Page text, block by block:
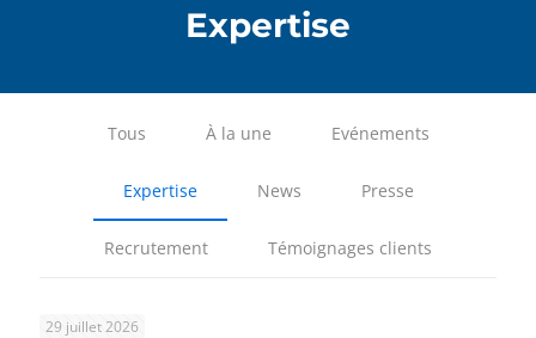
Expertise
Tous À la une Evénements
Expertise News Presse
Recrutement Témoignages clients
29 juillet 2026